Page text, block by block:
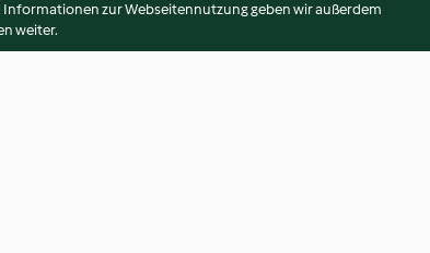
zur Webseitennutzung geben wir außerdem
weiter.